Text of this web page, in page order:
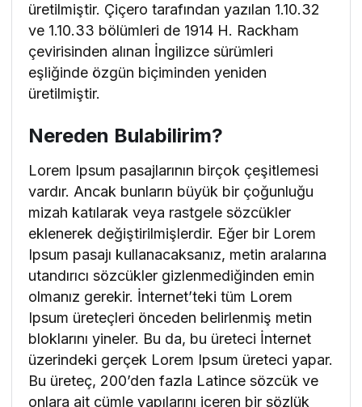
üretilmiştir. Çiçero tarafından yazılan 1.10.32
ve 1.10.33 bölümleri de 1914 H. Rackham
çevirisinden alınan İngilizce sürümleri
eşliğinde özgün biçiminden yeniden
üretilmiştir.
Nereden Bulabilirim?
Lorem Ipsum pasajlarının birçok çeşitlemesi
vardır. Ancak bunların büyük bir çoğunluğu
mizah katılarak veya rastgele sözcükler
eklenerek değiştirilmişlerdir. Eğer bir Lorem
Ipsum pasajı kullanacaksanız, metin aralarına
utandırıcı sözcükler gizlenmediğinden emin
olmanız gerekir. İnternet’teki tüm Lorem
Ipsum üreteçleri önceden belirlenmiş metin
bloklarını yineler. Bu da, bu üreteci İnternet
üzerindeki gerçek Lorem Ipsum üreteci yapar.
Bu üreteç, 200’den fazla Latince sözcük ve
onlara ait cümle yapılarını içeren bir sözlük